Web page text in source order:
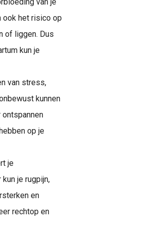
ook het risico op
of liggen. Dus
kun je
van stress,
kunnen
ontspannen
op je
je
je rugpijn,
en
rechtop en